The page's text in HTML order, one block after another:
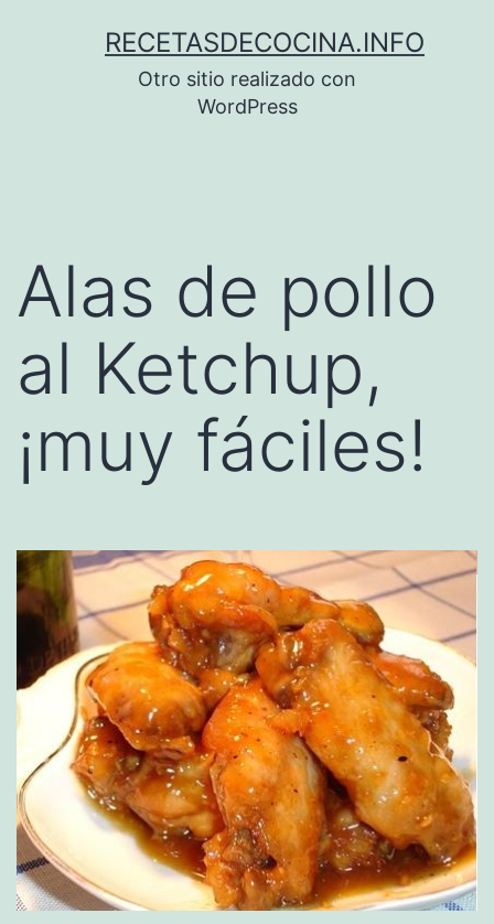
RECETASDECOCINA.INFO
Otro sitio realizado con
WordPress
Alas de pollo
al Ketchup,
¡muy fáciles!